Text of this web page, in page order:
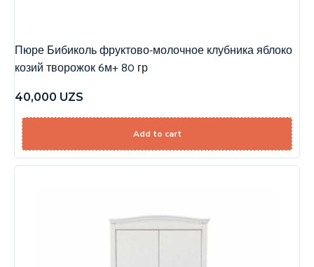
Пюре Бибиколь фруктово-молочное клубника яблоко
козий творожок 6м+ 80 гр
40,000 UZS
Add to cart